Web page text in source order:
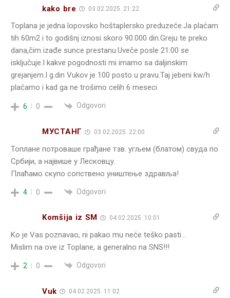
kako bre 03.02.2025. 21:22
Toplana je jedna lopovsko hoštaplersko preduzeće.Ja plaćam
tih 60m2 i to godišnj iznosi skoro 90.000 din.Greju te preko
dana,čim izađe sunce prestanu.Uveče posle 21:00 se
isključuje.I kakve pogodnosti mi imamo sa daljinskim
grejanjem.I g.din Vukov je 100 posto u pravu.Taj jebeni kw/h
plaćamo i kad ga ne trošimo celih 6 meseci
6 0 Odgovori
МУСТАНГ 03.02.2025. 22:00
Топлане потроваше грађане тзв. угљем (блатом) свуда по
Србији, а највише у Лесковцу.
Плаћамо скупо сопствено уништење здравља!
4 0 Odgovori
Komšija iz SM 04.02.2025. 10:01
Ko je Vas poznavao, ni pakao mu neće teško pasti…
Mislim na ove iz Toplane, a generalno na SNS!!!
2 0 Odgovori
Vuk 04.02.2025. 11:02